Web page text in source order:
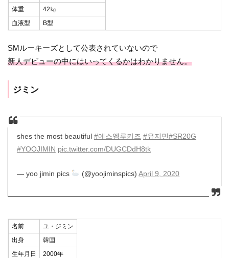
体重
42㎏
血液型
B型
SMルーキーズとして公表されていないので
新人デビューの中にはいってくるかはわかりません。
ジミン
shes the most beautiful #에스엠루키즈 #유지민#SR20G
#YOOJIMIN pic.twitter.com/DUGCDdH8tk
— yoo jimin pics (@yoojiminspics)April 9, 2020
名前
ユ・ジミン
出身
韓国
生年月日
2000年